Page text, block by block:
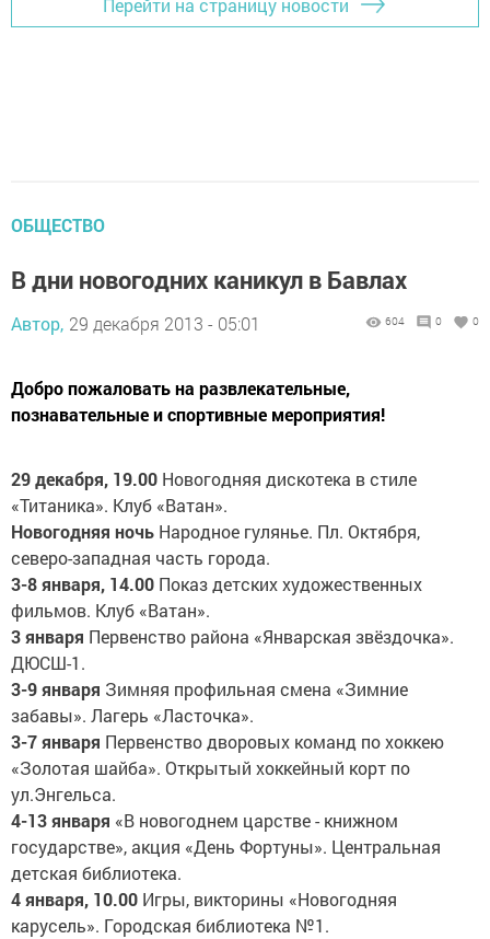
Перейти на страницу новости
ОБЩЕСТВО
В дни новогодних каникул в Бавлах
Автор, 29 декабря 2013 - 05:01 604 0 0
Добро пожаловать на развлекательные,
познавательные и спортивные мероприятия!
29 декабря, 19.00 Новогодняя дискотека в стиле
«Титаника». Клуб «Ватан».
Новогодняя ночь Народное гулянье. Пл. Октября,
северо-западная часть города.
3-8 января, 14.00 Показ детских художественных
фильмов. Клуб «Ватан».
3 января Первенство района «Январская звёздочка».
ДЮСШ-1.
3-9 января Зимняя профильная смена «Зимние
забавы». Лагерь «Ласточка».
3-7 января Первенство дворовых команд по хоккею
«Золотая шайба». Открытый хоккейный корт по
ул.Энгельса.
4-13 января «В новогоднем царстве - книжном
государстве», акция «День Фортуны». Центральная
детская библиотека.
4 января, 10.00 Игры, викторины «Новогодняя
карусель». Городская библиотека №1.